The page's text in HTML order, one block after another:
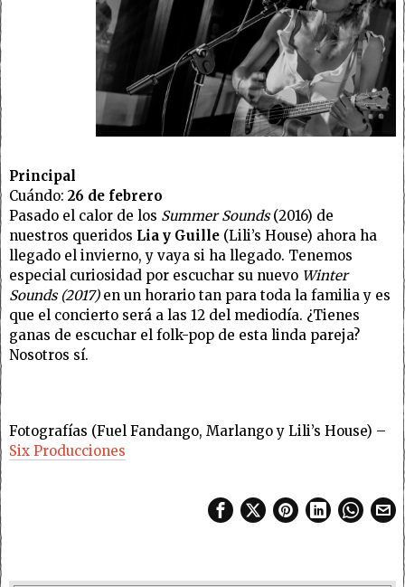
Principal
Cuándo: 26 de febrero
Pasado el calor de los Summer Sounds(2016) de
nuestros queridos Lia y Guille (Lili’s House) ahora ha
llegado el invierno, y vaya si ha llegado. Tenemos
especial curiosidad por escuchar su nuevo Winter
Sounds (2017)en un horario tan para toda la familia y es
que el concierto será a las 12 del mediodía. ¿Tienes
ganas de escuchar el folk-pop de esta linda pareja?
Nosotros sí.
Fotografías (Fuel Fandango, Marlango y Lili’s House) –
Six Producciones